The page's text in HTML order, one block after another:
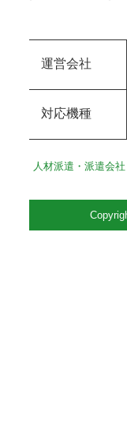
運営会社
対応機種
人材派遣・派遣会